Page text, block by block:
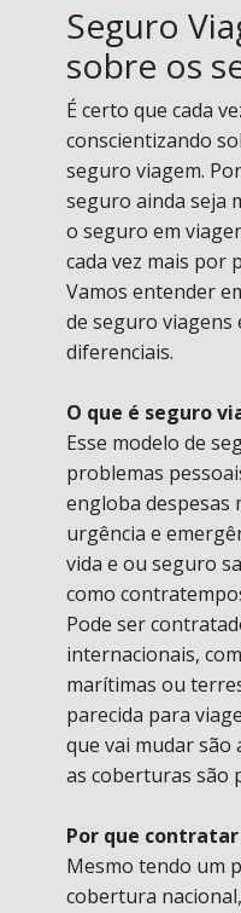
Seguro
sobre os
É certo que cada
conscientizando
seguro viagem.
seguro ainda seja
o seguro em
cada vez mais por
Vamos entender
de seguro viagens
diferenciais.
O que é seguro
Esse modelo de
problemas
engloba despesas
urgência e
vida e ou seguro
como
Pode ser
internacionais,
marítimas ou
parecida para
que vai mudar são
as coberturas são
Por que
Mesmo tendo um
cobertura